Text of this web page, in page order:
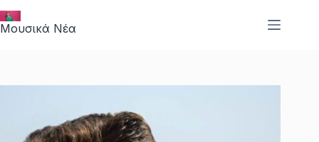
στο
περιεχόμενο
Μουσικά Νέα